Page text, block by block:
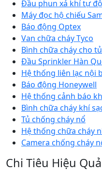
Đầu phun xả khí tự
Máy đọc hộ chiếu
Báo động Optex
Van chữa cháy Tyco
Bình chữa cháy cho
Đầu Sprinkler Hàn
Hệ thống liên lạc nội
Báo động Honeywell
Hệ thống cảnh báo
Bình chữa cháy khí
Tủ chống cháy nổ
Hệ thống chữa cháy
Camera chống cháy
Chi Tiêu Hiệu Quả